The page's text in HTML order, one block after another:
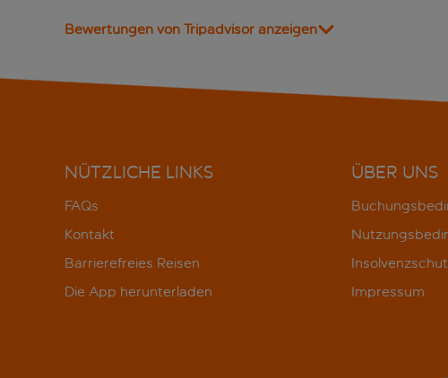
Bewertungen von Tripadvisor anzeigen
NÜTZLICHE LINKS
FAQs
Kontakt
Barrierefreies Reisen
Die App herunterladen
ÜBER UNS
Impressum